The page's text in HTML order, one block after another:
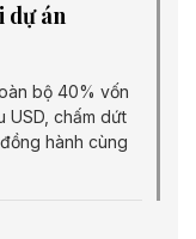
dự án
bộ 40% vốn
USD, chấm dứt
hành cùng